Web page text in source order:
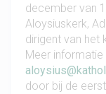
december van
Aloysiuskerk,
dirigent van het
Meer informatie
door bij de